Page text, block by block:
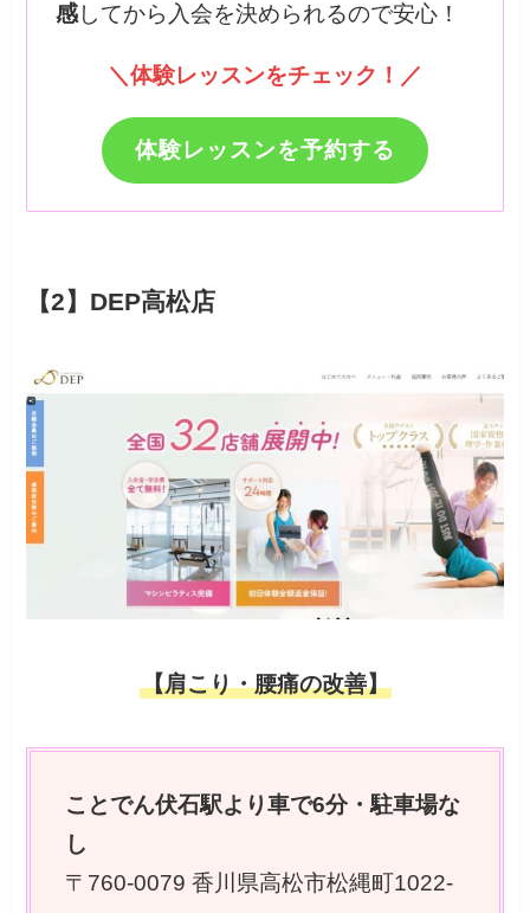
感してから入会を決められるので安心！
＼体験レッスンをチェック！／
体験レッスンを予約する
【2】DEP高松店
【肩こり・腰痛の改善】
ことでん伏石駅より車で6分・駐車場な
し
〒760-0079 香川県高松市松縄町1022-